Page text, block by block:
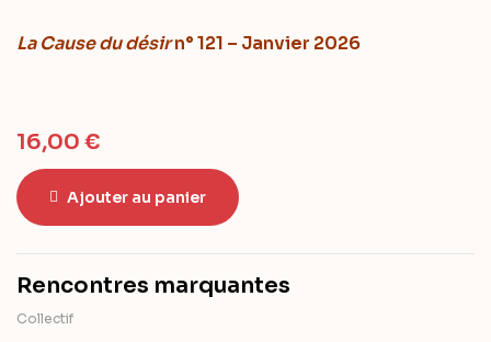
La Cause du désirn° 121 – Janvier 2026
16,00 €
Ajouter au panier
Rencontres marquantes
Collectif